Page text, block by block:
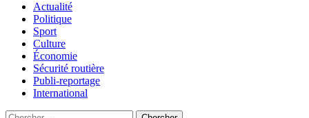
Actualité
Politique
Sport
Culture
Économie
Sécurité routière
Publi-reportage
International